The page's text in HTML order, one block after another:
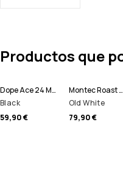
Productos que
Dope Ace 24 Manoplas
Black
59,90 €
Montec Roast 2024 Manoplas
Old White
79,90 €